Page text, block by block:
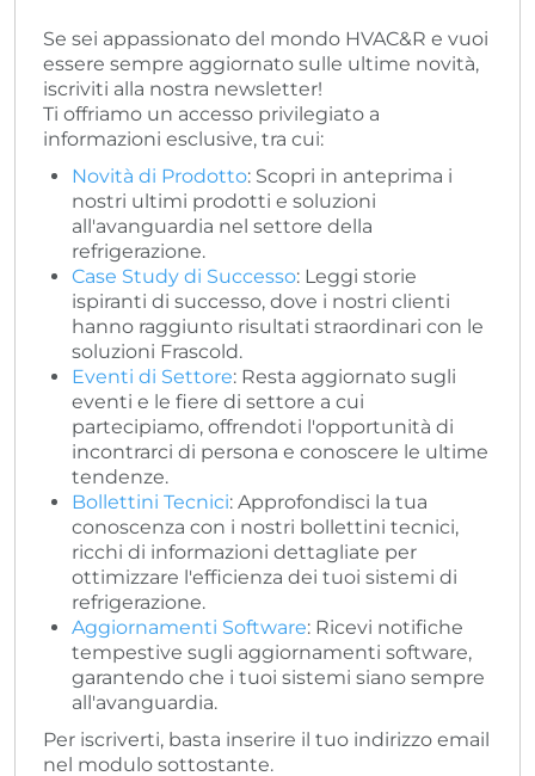
Se sei appassionato del mondo HVAC&R e vuoi
essere sempre aggiornato sulle ultime novità,
iscriviti alla nostra newsletter!
Ti offriamo un accesso privilegiato a
informazioni esclusive, tra cui:
Novità di Prodotto: Scopri in anteprima i
nostri ultimi prodotti e soluzioni
all'avanguardia nel settore della
refrigerazione.
Case Study di Successo: Leggi storie
ispiranti di successo, dove i nostri clienti
hanno raggiunto risultati straordinari con le
soluzioni Frascold.
Eventi di Settore: Resta aggiornato sugli
eventi e le fiere di settore a cui
partecipiamo, offrendoti l'opportunità di
incontrarci di persona e conoscere le ultime
tendenze.
Bollettini Tecnici: Approfondisci la tua
conoscenza con i nostri bollettini tecnici,
ricchi di informazioni dettagliate per
ottimizzare l'efficienza dei tuoi sistemi di
refrigerazione.
Aggiornamenti Software: Ricevi notifiche
tempestive sugli aggiornamenti software,
garantendo che i tuoi sistemi siano sempre
all'avanguardia.
Per iscriverti, basta inserire il tuo indirizzo email
nel modulo sottostante.